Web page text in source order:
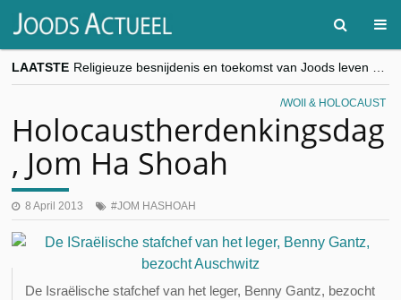
LAATSTE
“Besnijdenisdebat toont hoe moeilijk seculiere Westen minderheden begrijpt”, Jinnih Beels (Vooruit)
CITYTRIP | ROEMENIË – Boekarest: de verrassing van Oost-Europa
goKosher lanceert nieuwe website en samenwerking met Mishpacha voor kosher travel en simchas wereldwijd
WOII & HOLOCAUST
Holocaustherdenkingsdag
, Jom Ha Shoah
8 April 2013 JOM HASHOAH
De Israëlische stafchef van het leger, Benny Gantz, bezocht